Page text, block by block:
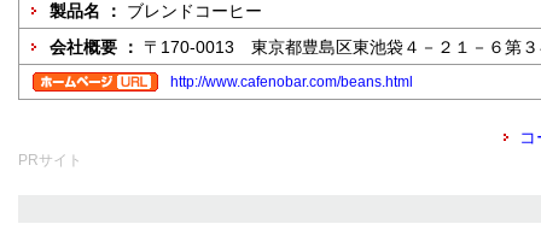
製品名 ： ブレンドコーヒー
会社概要 ： 〒170-0013 東京都豊島区東池袋４－２１－６第
http://www.cafenobar.com/beans.html
PRサイト